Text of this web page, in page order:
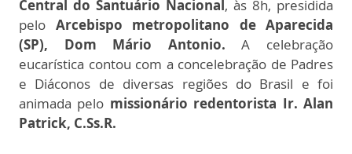
Central do Santuário Nacional, às 8h, presidida
pelo Arcebispo metropolitano de Aparecida
(SP), Dom Mário Antonio. A celebração
eucarística contou com a concelebração de Padres
e Diáconos de diversas regiões do Brasil e foi
animada pelo missionário redentorista Ir. Alan
Patrick, C.Ss.R.